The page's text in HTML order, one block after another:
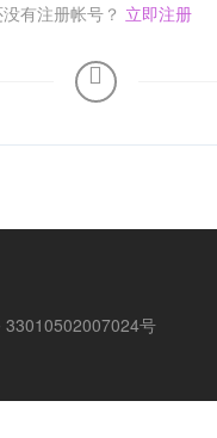
有注册帐号？ 立即注册
33010502007024号